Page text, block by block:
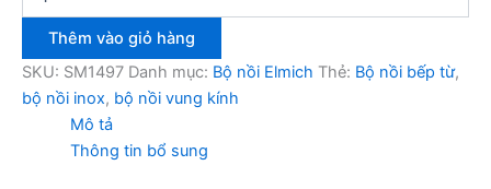
Smartcook
SM1497
số
Thêm vào giỏ hàng
SKU: SM1497 Danh mục: Bộ nồi Elmich Thẻ: Bộ nồi bếp từ,
bộ nồi inox, bộ nồi vung kính
Mô tả
Thông tin bổ sung